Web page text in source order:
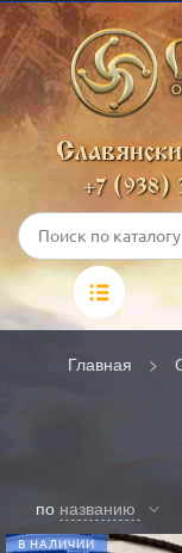
+7 (938)
Главная
по названию
В НАЛИЧИИ